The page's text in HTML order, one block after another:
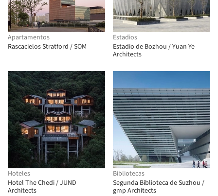
Apartamentos
Rascacielos Stratford / SOM
Estadios
Estadio de Bozhou / Yuan Ye
Architects
Hoteles
Hotel The Chedi / JUND
Architects
Bibliotecas
Segunda Biblioteca de Suzhou /
gmp Architects